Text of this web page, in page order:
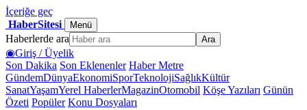
İçeriğe geç
HaberSitesi
Menü
Haberlerde ara Ara
◉Giriş / Üyelik
Son Dakika Son Eklenenler Haber Metre
GündemDünyaEkonomiSporTeknolojiSağlıkKültür
SanatYaşamYerel HaberlerMagazinOtomobil Köşe Yazıları Günün
Özeti Popüler Konu Dosyaları